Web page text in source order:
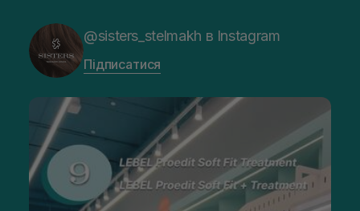
@sisters_stelmakh в Instagram
Підписатися